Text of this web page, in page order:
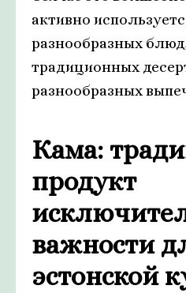
активно
разнообразных
традиционных
разнообразных
Кама:
продукт
важности
эстонской